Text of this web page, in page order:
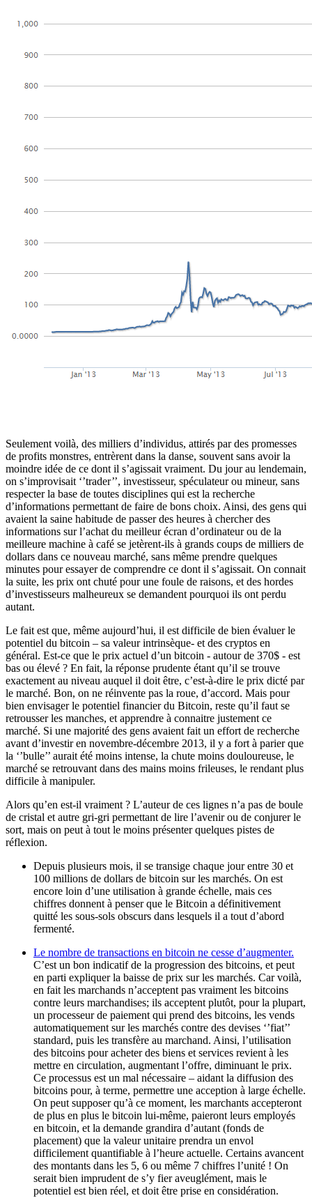
Seulement voilà, des milliers d’individus, attirés par des promesses
de profits monstres, entrèrent dans la danse, souvent sans avoir la
moindre idée de ce dont il s’agissait vraiment. Du jour au lendemain,
on s’improvisait ‘’trader’’, investisseur, spéculateur ou mineur, sans
respecter la base de toutes disciplines qui est la recherche
d’informations permettant de faire de bons choix. Ainsi, des gens qui
avaient la saine habitude de passer des heures à chercher des
informations sur l’achat du meilleur écran d’ordinateur ou de la
meilleure machine à café se jetèrent-ils à grands coups de milliers de
dollars dans ce nouveau marché, sans même prendre quelques
minutes pour essayer de comprendre ce dont il s’agissait. On connait
la suite, les prix ont chuté pour une foule de raisons, et des hordes
d’investisseurs malheureux se demandent pourquoi ils ont perdu
autant.
Le fait est que, même aujourd’hui, il est difficile de bien évaluer le
potentiel du bitcoin – sa valeur intrinsèque- et des cryptos en
général. Est-ce que le prix actuel d’un bitcoin - autour de 370$ - est
bas ou élevé ? En fait, la réponse prudente étant qu’il se trouve
exactement au niveau auquel il doit être, c’est-à-dire le prix dicté par
le marché. Bon, on ne réinvente pas la roue, d’accord. Mais pour
bien envisager le potentiel financier du Bitcoin, reste qu’il faut se
retrousser les manches, et apprendre à connaitre justement ce
marché. Si une majorité des gens avaient fait un effort de recherche
avant d’investir en novembre-décembre 2013, il y a fort à parier que
la ‘’bulle’’ aurait été moins intense, la chute moins douloureuse, le
marché se retrouvant dans des mains moins frileuses, le rendant plus
difficile à manipuler.
Alors qu’en est-il vraiment ? L’auteur de ces lignes n’a pas de boule
de cristal et autre gri-gri permettant de lire l’avenir ou de conjurer le
sort, mais on peut à tout le moins présenter quelques pistes de
réflexion.
Depuis plusieurs mois, il se transige chaque jour entre 30 et
100 millions de dollars de bitcoin sur les marchés. On est
encore loin d’une utilisation à grande échelle, mais ces
chiffres donnent à penser que le Bitcoin a définitivement
quitté les sous-sols obscurs dans lesquels il a tout d’abord
fermenté.
Le nombre de transactions en bitcoin ne cesse d’augmenter.
C’est un bon indicatif de la progression des bitcoins, et peut
en parti expliquer la baisse de prix sur les marchés. Car voilà,
en fait les marchands n’acceptent pas vraiment les bitcoins
contre leurs marchandises; ils acceptent plutôt, pour la plupart,
un processeur de paiement qui prend des bitcoins, les vends
automatiquement sur les marchés contre des devises ‘’fiat’’
standard, puis les transfère au marchand. Ainsi, l’utilisation
des bitcoins pour acheter des biens et services revient à les
mettre en circulation, augmentant l’offre, diminuant le prix.
Ce processus est un mal nécessaire – aidant la diffusion des
bitcoins pour, à terme, permettre une acception à large échelle.
On peut supposer qu’à ce moment, les marchants accepteront
de plus en plus le bitcoin lui-même, paieront leurs employés
en bitcoin, et la demande grandira d’autant (fonds de
placement) que la valeur unitaire prendra un envol
difficilement quantifiable à l’heure actuelle. Certains avancent
des montants dans les 5, 6 ou même 7 chiffres l’unité ! On
serait bien imprudent de s’y fier aveuglément, mais le
potentiel est bien réel, et doit être prise en considération.